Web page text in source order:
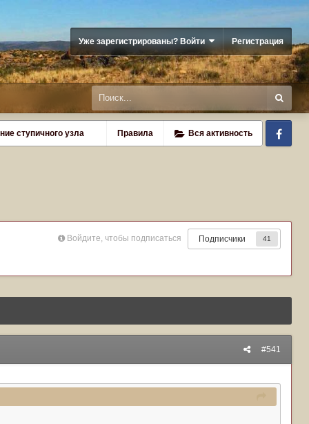
Уже зарегистрированы? Войти Регистрация
Правила Вся активность
ступичного узла
Войдите, чтобы подписаться Подписчики 41
#541